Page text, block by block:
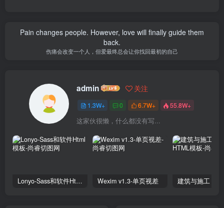
Pain changes people. However, love will finally guide them
back.
伤痛会改变一个人，但爱最终总会让你找回最初的自己
admin 关注
1.3W+ 0 6.7W+ 55.8W+
这家伙很懒，什么都没有写...
Lonyo-Sass和软件Html模板 Wexim v1.3-单页视差